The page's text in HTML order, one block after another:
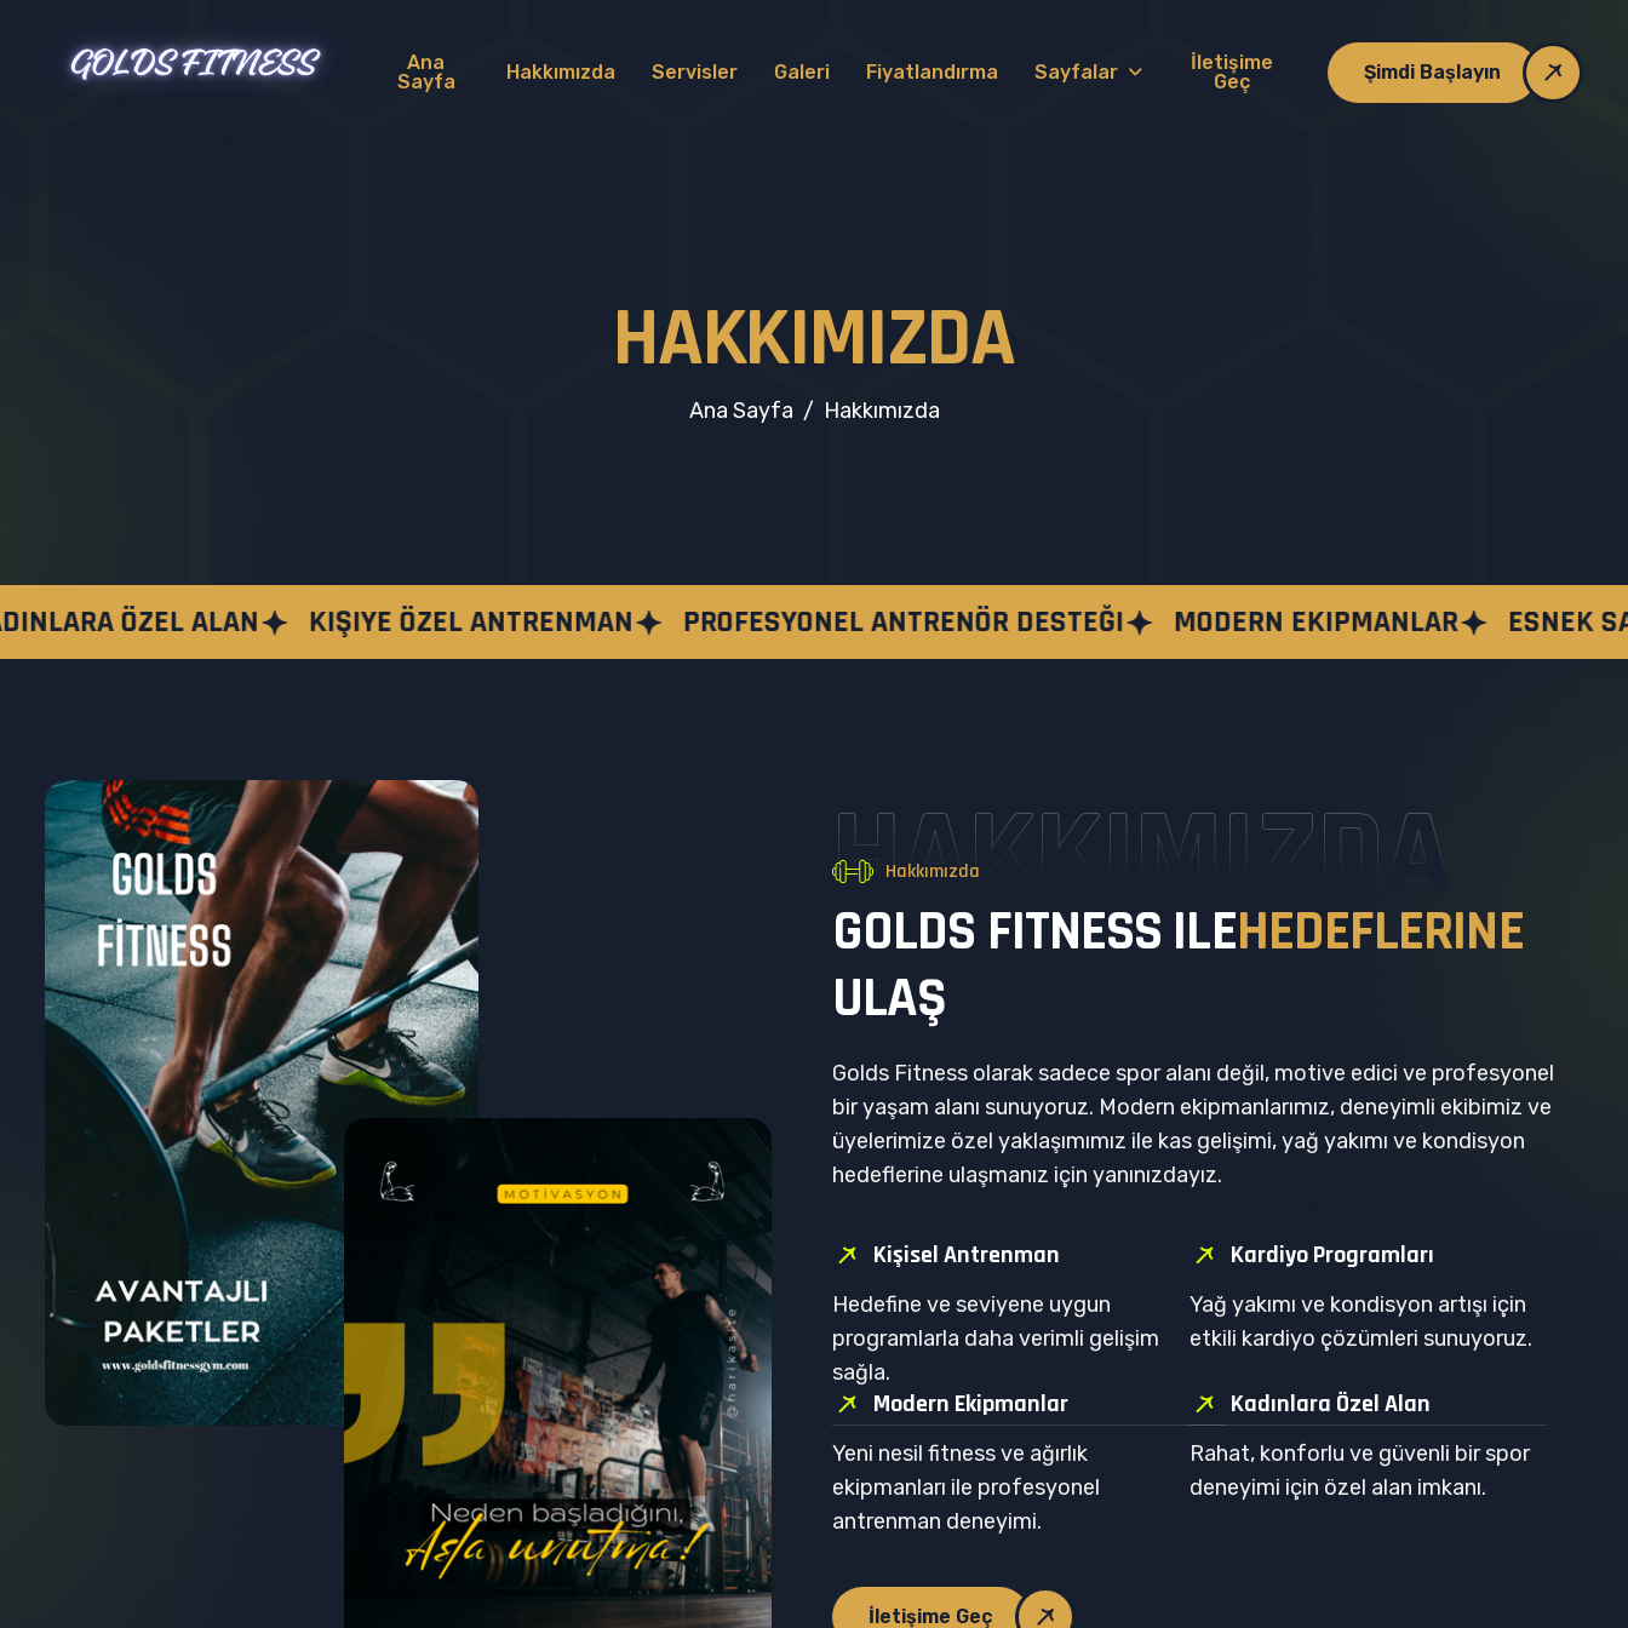
Ana
Sayfa
Hakkımızda Servisler Galeri Fiyatlandırma Sayfalar
İletişime
Geç
Şimdi Başlayın
HAKKIMIZDA
Ana Sayfa Hakkımızda
KIŞIYE ÖZEL ANTRENMAN PROFESYONEL ANTRENÖR DESTEĞI MODERN EKIPMANLAR ESNEK SAATLER
HAKKIMIZDA
Hakkımızda
GOLDS FITNESS ILEHEDEFLERINE
ULAŞ
Golds Fitness olarak sadece spor alanı değil, motive edici ve profesyonel
bir yaşam alanı sunuyoruz. Modern ekipmanlarımız, deneyimli ekibimiz ve
üyelerimize özel yaklaşımımız ile kas gelişimi, yağ yakımı ve kondisyon
hedeflerine ulaşmanız için yanınızdayız.
Kişisel Antrenman
Hedefine ve seviyene uygun
programlarla daha verimli gelişim
sağla.
Kardiyo Programları
Yağ yakımı ve kondisyon artışı için
etkili kardiyo çözümleri sunuyoruz.
Modern Ekipmanlar
Yeni nesil fitness ve ağırlık
ekipmanları ile profesyonel
antrenman deneyimi.
Kadınlara Özel Alan
Rahat, konforlu ve güvenli bir spor
deneyimi için özel alan imkanı.
İletişime Geç